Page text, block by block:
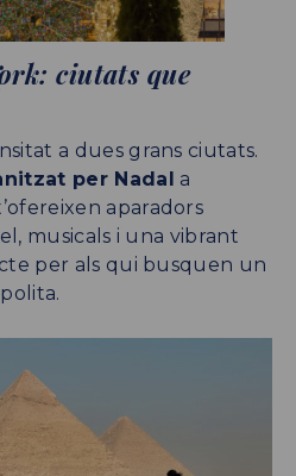
ciutats que
a dues grans ciutats.
per Nadal
a
aparadors
musicals i una vibrant
per als qui busquen un